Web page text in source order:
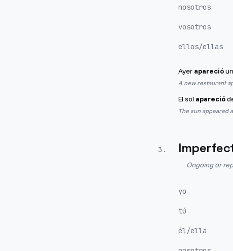
nosotros
vosotros
ellos/ellas
Ayer apareció
A new restaurant
El sol apareció
The sun appeared
3 .
Ongoing or
yo
tú
él/ella